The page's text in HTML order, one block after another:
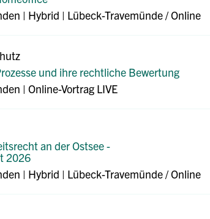
| Hybrid | Lübeck-Travemünde/ Online
und ihre rechtliche Bewertung
| Online-Vortrag LIVE
an der Ostsee -
2026
| Hybrid | Lübeck-Travemünde/ Online